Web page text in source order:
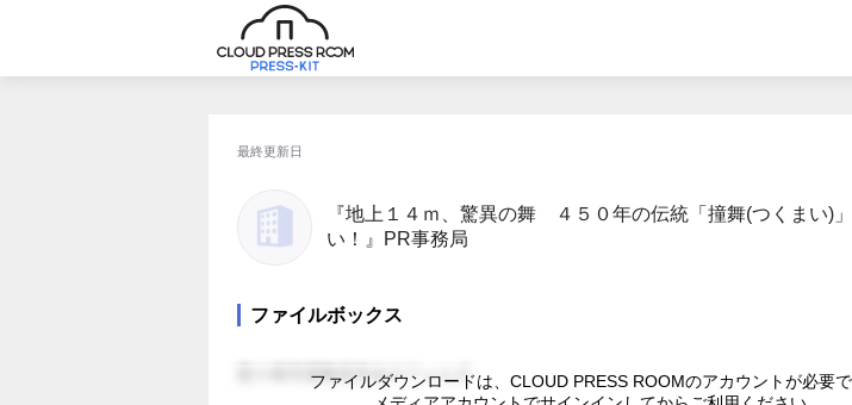
最終更新日
『地上１４ｍ、驚異の舞 ４５０年の伝統「撞舞(つくまい)
い！』PR事務局
ファイルボックス
龍ケ崎市撞舞保存会のフォルダ
ファイルダウンロードは、CLOUD PRESS ROOMのアカウントが必要